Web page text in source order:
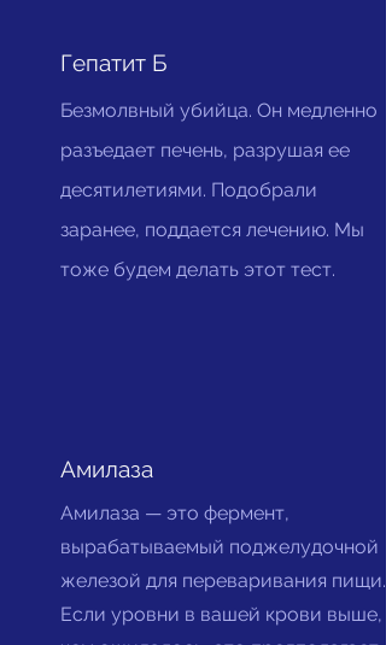
Гепатит Б
Безмолвный убийца. Он медленно
разъедает печень, разрушая ее
десятилетиями. Подобрали
заранее, поддается лечению. Мы
тоже будем делать этот тест.
Амилаза
Амилаза — это фермент,
вырабатываемый поджелудочной
железой для переваривания пищи.
Если уровни в вашей крови выше,